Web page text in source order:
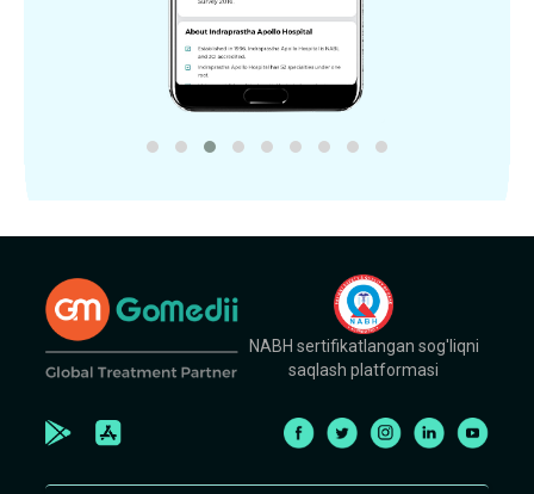
NABH sertifikatlangan sog'liqni
saqlash platformasi